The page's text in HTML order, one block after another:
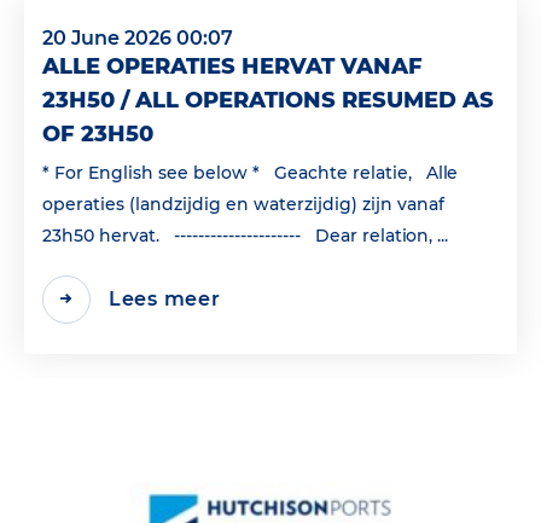
20 June 2026 00:07
ALLE OPERATIES HERVAT VANAF
23H50 / ALL OPERATIONS RESUMED AS
OF 23H50
* For English see below * Geachte relatie, Alle
operaties (landzijdig en waterzijdig) zijn vanaf
23h50 hervat. --------------------- Dear relation, ...
Lees meer